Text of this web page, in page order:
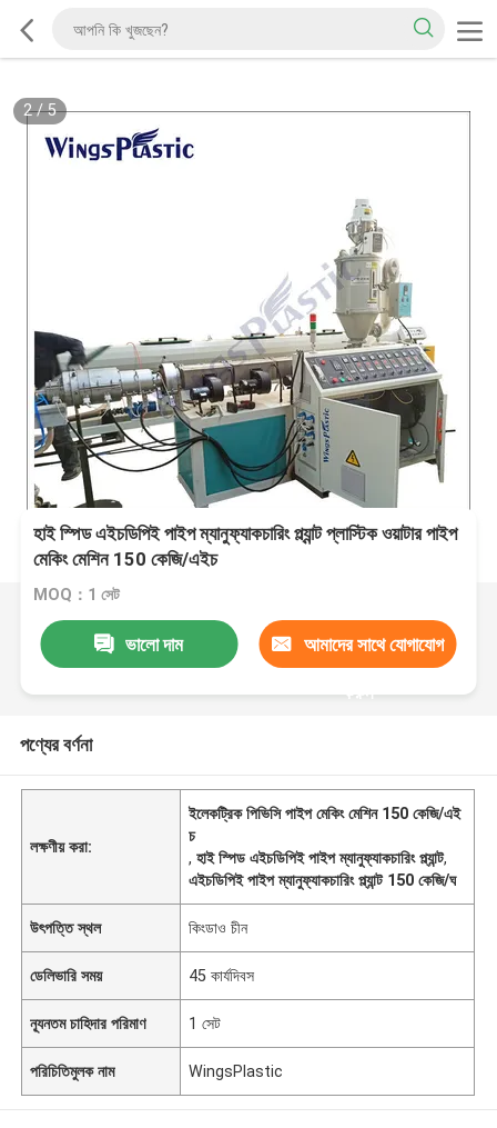
2/5
হাই স্পিড এইচডিপিই পাইপ ম্যানুফ্যাকচারিং প্ল্যান্ট প্লাস্টিক ওয়াটার পাইপ
মেকিং মেশিন 150 কেজি/এইচ
MOQ：1 সেট
ভালো দাম আমাদের সাথে যোগাযোগ
করুন
পণ্যের বর্ণনা
লক্ষণীয় করা:
ইলেকট্রিক পিভিসি পাইপ মেকিং মেশিন 150 কেজি/এই
চ
,হাই স্পিড এইচডিপিই পাইপ ম্যানুফ্যাকচারিং প্ল্যান্ট,
এইচডিপিই পাইপ ম্যানুফ্যাকচারিং প্ল্যান্ট 150 কেজি/ঘ
উৎপত্তি স্থল কিংডাও চীন
ডেলিভারি সময় 45 কার্যদিবস
ন্যূনতম চাহিদার পরিমাণ 1 সেট
পরিচিতিমুলক নাম WingsPlastic